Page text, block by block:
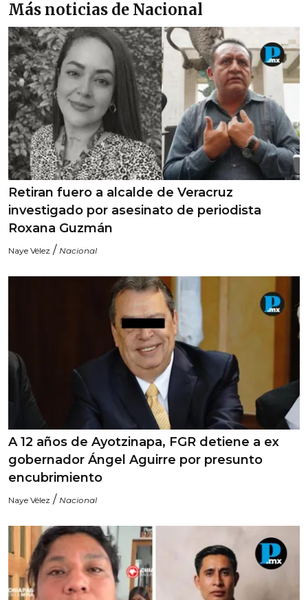
Más noticias de Nacional
Retiran fuero a alcalde de Veracruz
investigado por asesinato de periodista
Roxana Guzmán
Naye Vélez / Nacional
A 12 años de Ayotzinapa, FGR detiene a ex
gobernador Ángel Aguirre por presunto
encubrimiento
Naye Vélez / Nacional